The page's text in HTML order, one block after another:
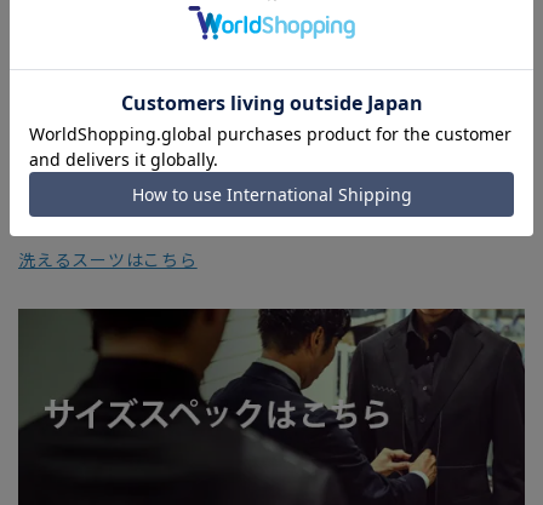
干の誤差が生じる場合がございます。予めご了承ください。
■店舗や各モールサイトと商品在庫を共有しております関係
上、ご注文いただいたタイミングにより欠品が発生し、ご注文
を完了できない場合がございます。予めご了承ください。
■お急ぎ発送のご注文につきましても、ご注文のタイミングに
よってはお急ぎ発送サービスを選択できない場合がございま
洗えるスーツはこちら